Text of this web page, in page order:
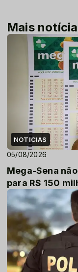
Mais
NOTICIAS
05/08/2026
Mega-Sena
para R$ 150